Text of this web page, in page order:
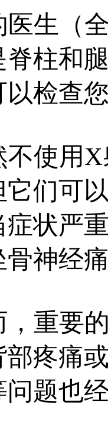
生（
脊柱和
以检查
使用X
它们可
症状严
骨神经
重要
部疼痛
问题也